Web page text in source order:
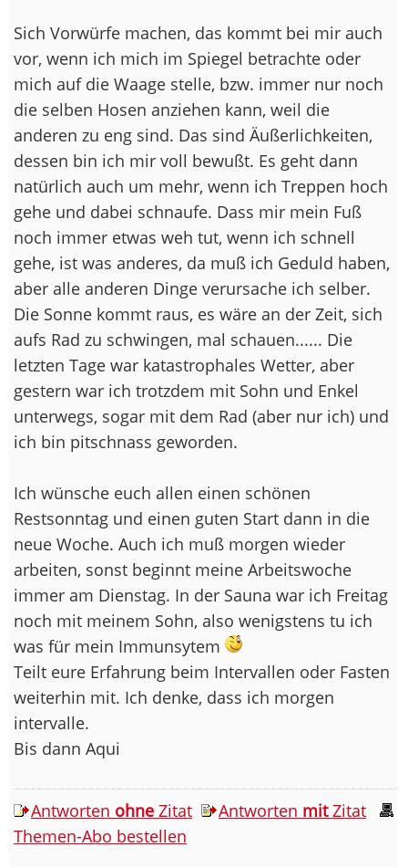
Sich Vorwürfe machen, das kommt bei mir auch
vor, wenn ich mich im Spiegel betrachte oder
mich auf die Waage stelle, bzw. immer nur noch
die selben Hosen anziehen kann, weil die
anderen zu eng sind. Das sind Äußerlichkeiten,
dessen bin ich mir voll bewußt. Es geht dann
natürlich auch um mehr, wenn ich Treppen hoch
gehe und dabei schnaufe. Dass mir mein Fuß
noch immer etwas weh tut, wenn ich schnell
gehe, ist was anderes, da muß ich Geduld haben,
aber alle anderen Dinge verursache ich selber.
Die Sonne kommt raus, es wäre an der Zeit, sich
aufs Rad zu schwingen, mal schauen...... Die
letzten Tage war katastrophales Wetter, aber
gestern war ich trotzdem mit Sohn und Enkel
unterwegs, sogar mit dem Rad (aber nur ich) und
ich bin pitschnass geworden.
Ich wünsche euch allen einen schönen
Restsonntag und einen guten Start dann in die
neue Woche. Auch ich muß morgen wieder
arbeiten, sonst beginnt meine Arbeitswoche
immer am Dienstag. In der Sauna war ich Freitag
noch mit meinem Sohn, also wenigstens tu ich
was für mein Immunsytem
Teilt eure Erfahrung beim Intervallen oder Fasten
weiterhin mit. Ich denke, dass ich morgen
intervalle.
Bis dann Aqui
Antworten ohne Zitat Antworten mitZitat
Themen-Abo bestellen